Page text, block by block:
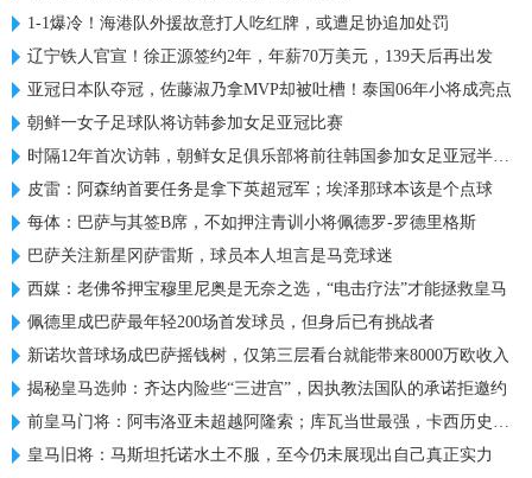
1-1爆冷！海港队外援故意打人吃红牌，或遭足协追加处罚
辽宁铁人官宣！徐正源签约2年，年薪70万美元，139天后再出发
亚冠日本队夺冠，佐藤淑乃拿MVP却被吐槽！泰国06年小将成亮点
朝鲜一女子足球队将访韩参加女足亚冠比赛
时隔12年首次访韩，朝鲜女足俱乐部将前往韩国参加女足亚冠半决赛
皮雷：阿森纳首要任务是拿下英超冠军；埃泽那球本该是个点球
每体：巴萨与其签B席，不如押注青训小将佩德罗-罗德里格斯
巴萨关注新星冈萨雷斯，球员本人坦言是马竞球迷
西媒：老佛爷押宝穆里尼奥是无奈之选，“电击疗法”才能拯救皇马
佩德里成巴萨最年轻200场首发球员，但身后已有挑战者
新诺坎普球场成巴萨摇钱树，仅第三层看台就能带来8000万欧收入
揭秘皇马选帅：齐达内险些“三进宫”，因执教法国队的承诺拒邀约
前皇马门将：阿韦洛亚未超越阿隆索；库瓦当世最强，卡西历史最佳
皇马旧将：马斯坦托诺水土不服，至今仍未展现出自己真正实力